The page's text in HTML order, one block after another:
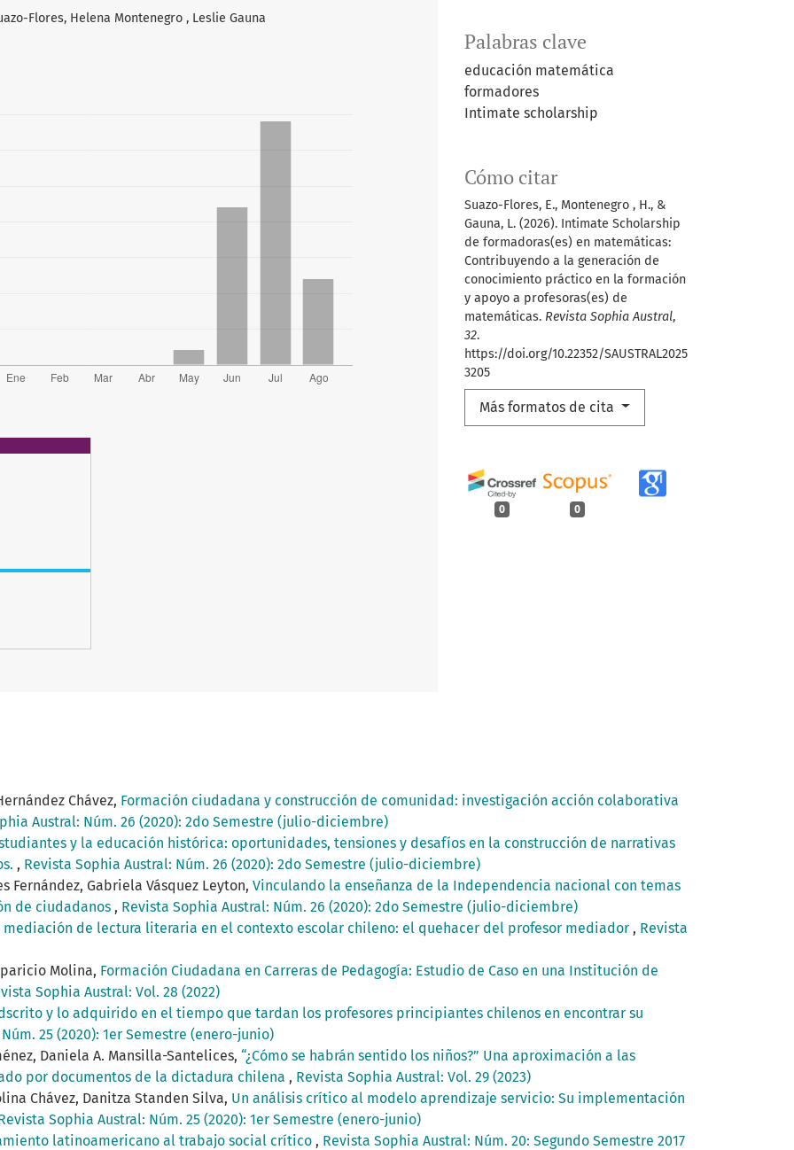
Palabras clave
educación matemática
formadores
Intimate scholarship
Cómo citar
Suazo-Flores, E., Montenegro , H., &
Gauna, L. (2026). Intimate Scholarship
de formadoras(es) en matemáticas:
Contribuyendo a la generación de
conocimiento práctico en la formación
y apoyo a profesoras(es) de
matemáticas. Revista Sophia Austral,
32.
https://doi.org/10.22352/SAUSTRAL2025
3205
Más formatos de cita
0 0
Flores, Helena Montenegro , Leslie Gauna
Chávez, Formación ciudadana y construcción de comunidad: investigación acción colaborativa
Austral: Núm. 26 (2020): 2do Semestre (julio-diciembre)
y la educación histórica: oportunidades, tensiones y desafíos en la construcción de narrativas
, Revista Sophia Austral: Núm. 26 (2020): 2do Semestre (julio-diciembre)
Fernández, Gabriela Vásquez Leyton, Vinculando la enseñanza de la Independencia nacional con temas
de ciudadanos , Revista Sophia Austral: Núm. 26 (2020): 2do Semestre (julio-diciembre)
mediación de lectura literaria en el contexto escolar chileno: el quehacer del profesor mediador , Revista
Molina, Formación Ciudadana en Carreras de Pedagogía: Estudio de Caso en una Institución de
Sophia Austral: Vol. 28 (2022)
y lo adquirido en el tiempo que tardan los profesores principiantes chilenos en encontrar su
25 (2020): 1er Semestre (enero-junio)
Daniela A. Mansilla-Santelices, “¿Cómo se habrán sentido los niños?” Una aproximación a las
por documentos de la dictadura chilena , Revista Sophia Austral: Vol. 29 (2023)
Chávez, Danitza Standen Silva, Un análisis crítico al modelo aprendizaje servicio: Su implementación
Sophia Austral: Núm. 25 (2020): 1er Semestre (enero-junio)
latinoamericano al trabajo social crítico , Revista Sophia Austral: Núm. 20: Segundo Semestre 2017